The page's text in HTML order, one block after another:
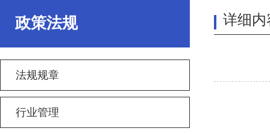
政策法规
法规规章
行业管理
详细内